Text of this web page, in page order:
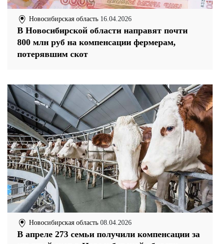
Новосибирская область 16.04.2026
В Новосибирской области направят почти
800 млн руб на компенсации фермерам,
потерявшим скот
Новосибирская область 08.04.2026
В апреле 273 семьи получили компенсации за